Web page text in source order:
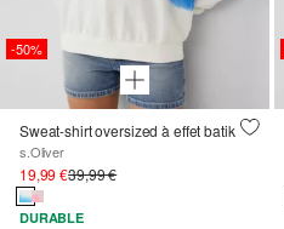
-50%
Sweat-shirt oversized à effet batik
s.Oliver
19,99 €39,99 €
DURABLE